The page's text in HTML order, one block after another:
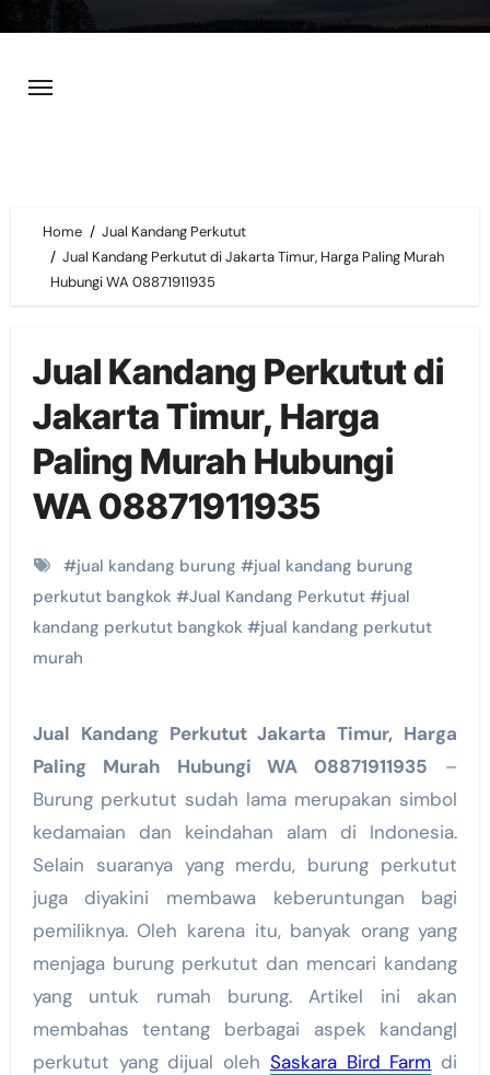
content
Home
Jual Kandang Perkutut
Jual Kandang Perkutut di Jakarta Timur, Harga Paling Murah
Hubungi WA 08871911935
Jual Kandang Perkutut di
Jakarta Timur, Harga
Paling Murah Hubungi
WA 08871911935
#jual kandang burung #jual kandang burung
perkutut bangkok#Jual Kandang Perkutut#jual
kandang perkutut bangkok#jual kandang perkutut
murah
Jual Kandang Perkutut Jakarta Timur, Harga
Paling Murah Hubungi WA 08871911935 –
Burung perkutut sudah lama merupakan simbol
kedamaian dan keindahan alam di Indonesia.
Selain suaranya yang merdu, burung perkutut
juga diyakini membawa keberuntungan bagi
pemiliknya. Oleh karena itu, banyak orang yang
menjaga burung perkutut dan mencari kandang
yang untuk rumah burung. Artikel ini akan
membahas tentang berbagai aspek kandang|
perkutut yang dijual oleh Saskara Bird Farm di